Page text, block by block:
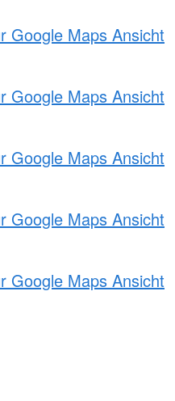
Google Maps Ansicht
Google Maps Ansicht
Google Maps Ansicht
Google Maps Ansicht
Google Maps Ansicht